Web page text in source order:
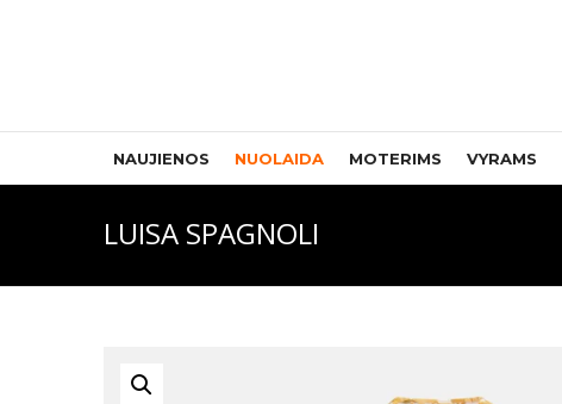
NAUJIENOS NUOLAIDA MOTERIMS VYRAMS
LUISA SPAGNOLI